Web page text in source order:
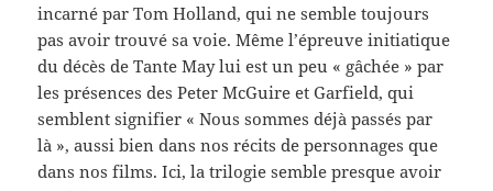
incarné par Tom Holland, qui ne semble toujours
pas avoir trouvé sa voie. Même l’épreuve initiatique
du décès de Tante May lui est un peu « gâchée » par
les présences des Peter McGuire et Garfield, qui
semblent signifier « Nous sommes déjà passés par
là », aussi bien dans nos récits de personnages que
dans nos films. Ici, la trilogie semble presque avoir